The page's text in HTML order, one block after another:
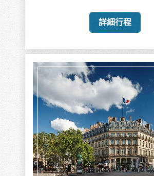
詳細行程